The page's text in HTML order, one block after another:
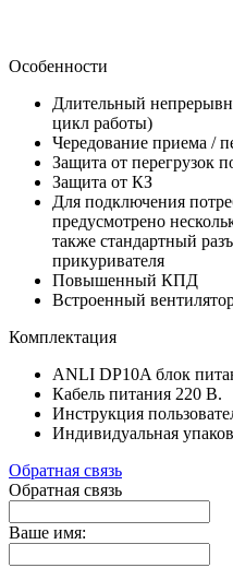
Особенности
Длительный
цикл работы)
Чередование приема /
Защита от перегрузок
Защита от КЗ
Для подключения
предусмотрено
также стандартный
прикуривателя
Повышенный КПД
Встроенный
Комплектация
ANLI DP10A блок
Кабель питания 220 В.
Инструкция
Индивидуальная
Обратная связь
Обратная связь
Ваше имя: